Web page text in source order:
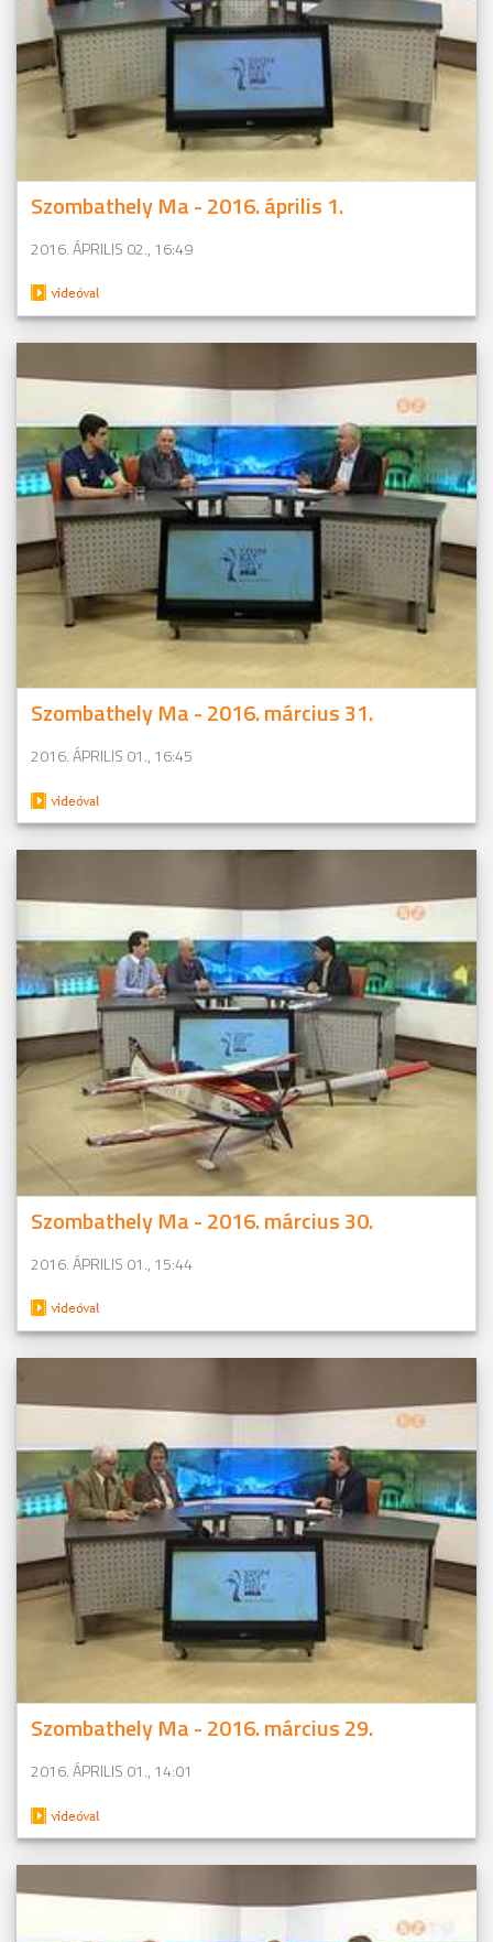
Szombathely Ma - 2016. április 1.
2016. ÁPRILIS 02., 16:49
Szombathely Ma - 2016. március 31.
2016. ÁPRILIS 01., 16:45
Szombathely Ma - 2016. március 30.
2016. ÁPRILIS 01., 15:44
Szombathely Ma - 2016. március 29.
2016. ÁPRILIS 01., 14:01